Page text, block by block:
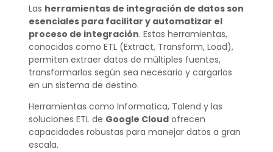
Las herramientas de integración de datos son
esenciales para facilitar y automatizar el
proceso de integración. Estas herramientas,
conocidas como ETL (Extract, Transform, Load),
permiten extraer datos de múltiples fuentes,
transformarlos según sea necesario y cargarlos
en un sistema de destino.
Herramientas como Informatica, Talend y las
soluciones ETL de Google Cloudofrecen
capacidades robustas para manejar datos a gran
escala.